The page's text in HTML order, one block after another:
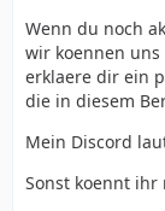
Wenn du noch
wir koennen
erklaere dir ein
die in diesem
Mein Discord
Sonst koennt